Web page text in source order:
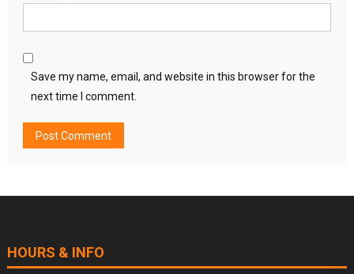
Save my name, email, and website in this browser for the
next time I comment.
HOURS & INFO